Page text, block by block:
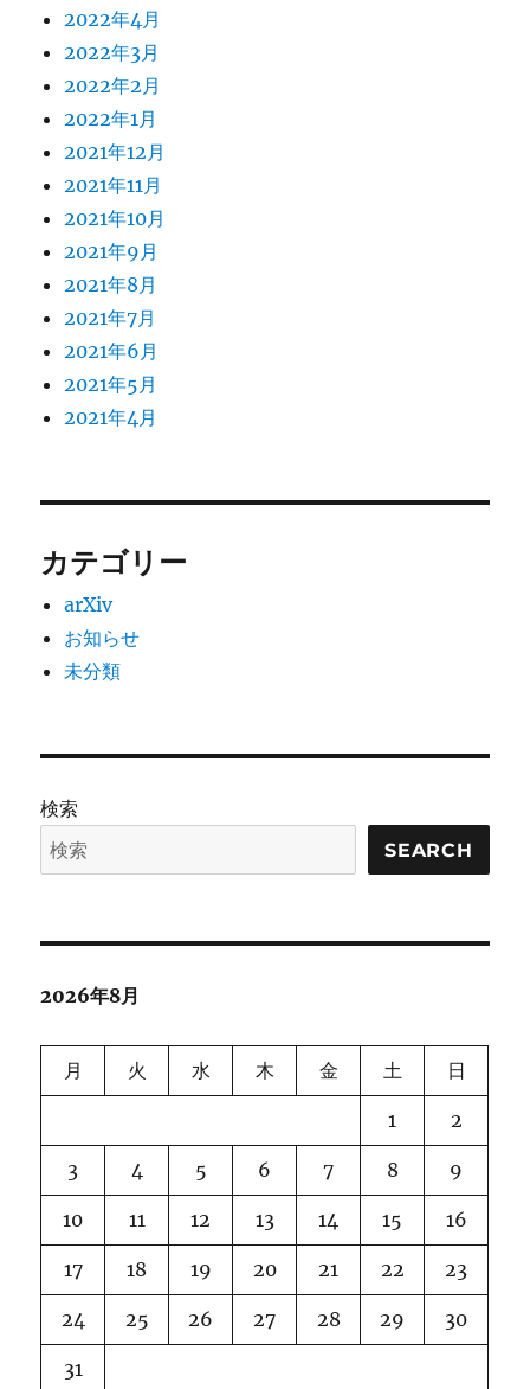
2022年4月
2022年3月
2022年2月
2022年1月
2021年12月
2021年11月
2021年10月
2021年9月
2021年8月
2021年7月
2021年6月
2021年5月
2021年4月
カテゴリー
arXiv
お知らせ
未分類
検索
SEARCH
2026年8月
月 火 水 木 金 土 日
1 2
3 4 5 6 7 8 9
10 11 12 13 14 15 16
17 18 19 20 21 22 23
24 25 26 27 28 29 30
31